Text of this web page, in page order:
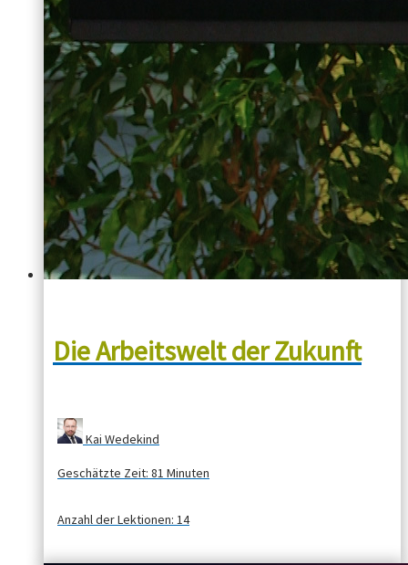
Die Arbeitswelt der Zukunft
Kai Wedekind
Geschätzte Zeit: 81 Minuten
Anzahl der Lektionen: 14